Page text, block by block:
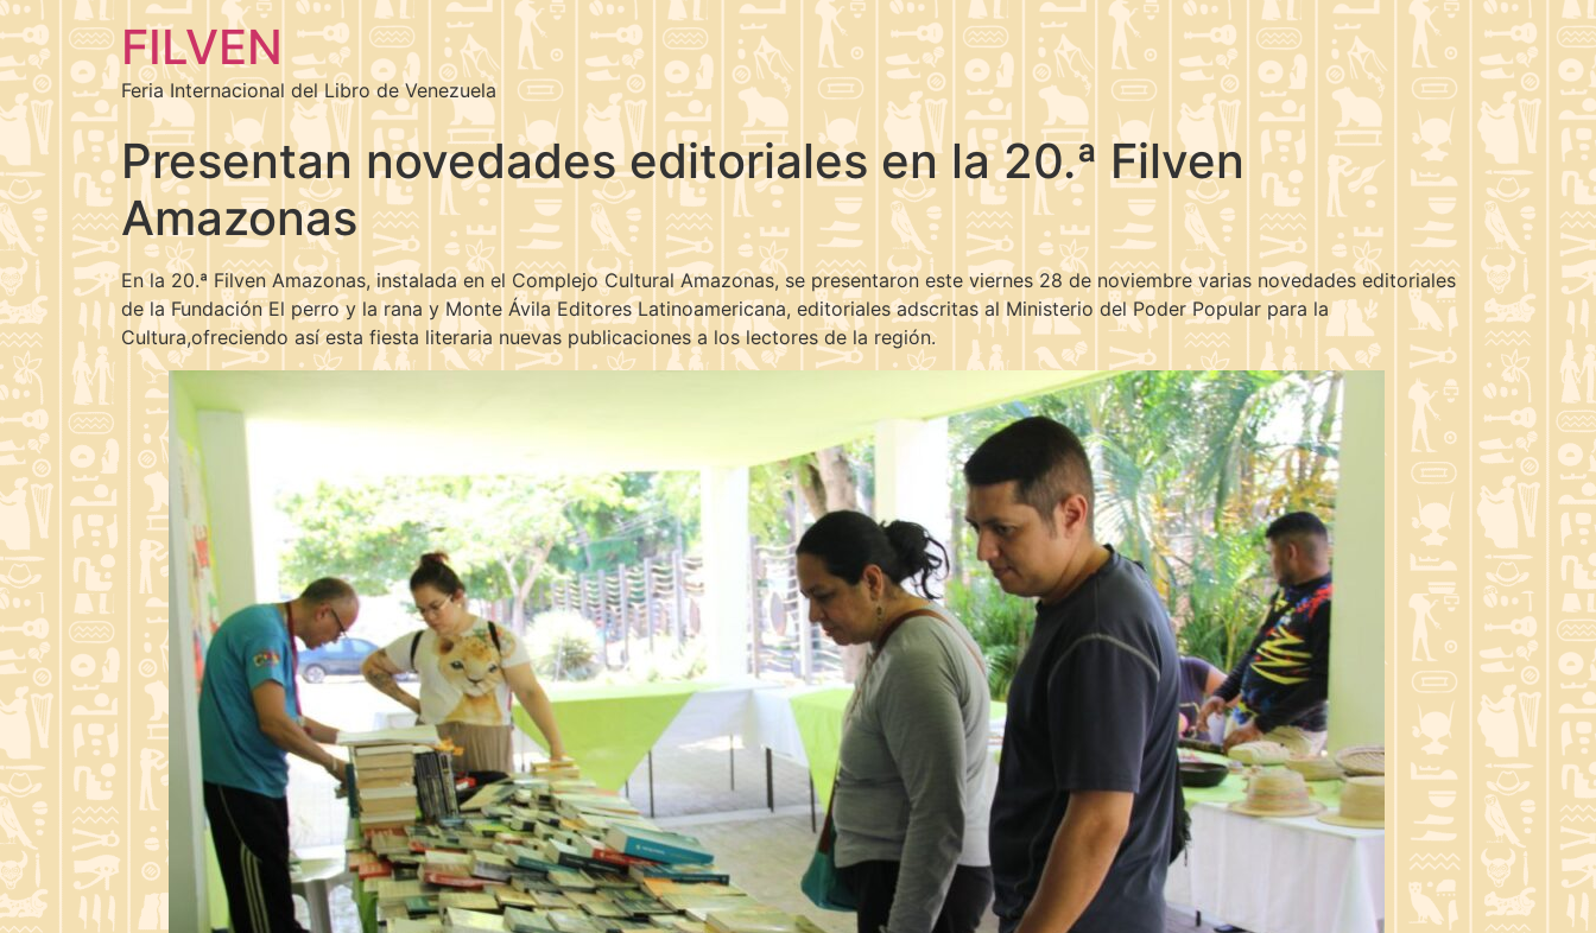
FILVEN
Feria Internacional del Libro de Venezuela
Presentan novedades editoriales en la 20.ª Filven
Amazonas
En la 20.ª Filven Amazonas, instalada en el Complejo Cultural Amazonas, se presentaron este viernes 28 de noviembre varias novedades editoriales
de la Fundación El perro y la rana y Monte Ávila Editores Latinoamericana, editoriales adscritas al Ministerio del Poder Popular para la
Cultura,ofreciendo así esta fiesta literaria nuevas publicaciones a los lectores de la región.